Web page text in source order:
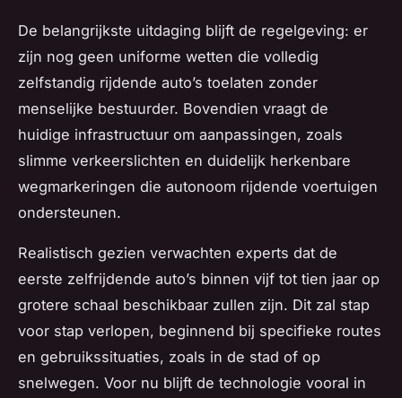
De belangrijkste uitdaging blijft de regelgeving: er
zijn nog geen uniforme wetten die volledig
zelfstandig rijdende auto’s toelaten zonder
menselijke bestuurder. Bovendien vraagt de
huidige infrastructuur om aanpassingen, zoals
slimme verkeerslichten en duidelijk herkenbare
wegmarkeringen die autonoom rijdende voertuigen
ondersteunen.
Realistisch gezien verwachten experts dat de
eerste zelfrijdende auto’s binnen vijf tot tien jaar op
grotere schaal beschikbaar zullen zijn. Dit zal stap
voor stap verlopen, beginnend bij specifieke routes
en gebruikssituaties, zoals in de stad of op
snelwegen. Voor nu blijft de technologie vooral in